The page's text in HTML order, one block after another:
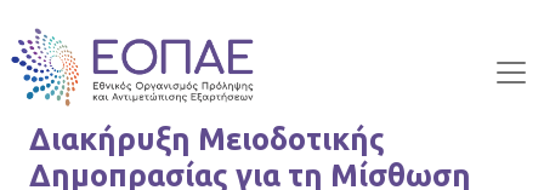
Διακήρυξη Μειοδοτικής
Δημοπρασίας για τη Μίσθωση